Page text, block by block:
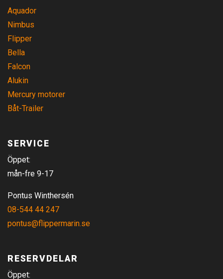
Aquador
Nimbus
Flipper
Bella
Falcon
Alukin
Mercury motorer
Båt-Trailer
SERVICE
Öppet:
mån-fre 9-17
Pontus Winthersén
08-544 44 247
pontus@flippermarin.se
RESERVDELAR
Öppet: